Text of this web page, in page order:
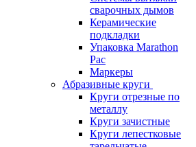
сварочных дымов
Керамические
подкладки
Упаковка Marathon
Pac
Маркеры
Абразивные круги
Круги отрезные по
металлу
Круги зачистные
Круги лепестковые